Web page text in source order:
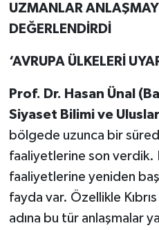
UZMANLAR
DEĞERLENDİRDİ
‘AVRUPA ÜLKELERİ
Prof. Dr. Hasan Ünal
Siyaset Bilimi ve
bölgede uzunca bir
faaliyetlerine son verdik.
faaliyetlerine yeniden
fayda var. Özellikle Kıbrıs
adına bu tür anlaşmalar